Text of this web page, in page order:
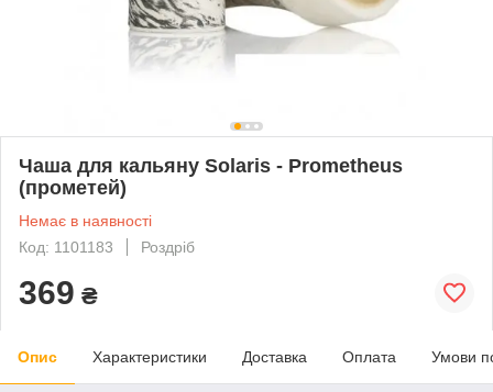
Чаша для кальяну Solaris - Prometheus
(прометей)
Немає в наявності
Код: 1101183
Роздріб
369 ₴
Опис Характеристики Доставка Оплата Умови